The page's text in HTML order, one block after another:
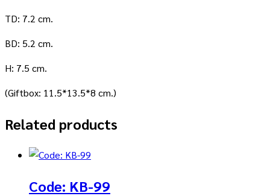
TD: 7.2 cm.
BD: 5.2 cm.
H: 7.5 cm.
(Giftbox: 11.5*13.5*8 cm.)
Related products
Code: KB-99